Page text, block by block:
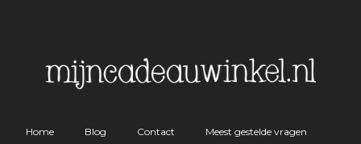
Home Blog Contact Meest gestelde vragen